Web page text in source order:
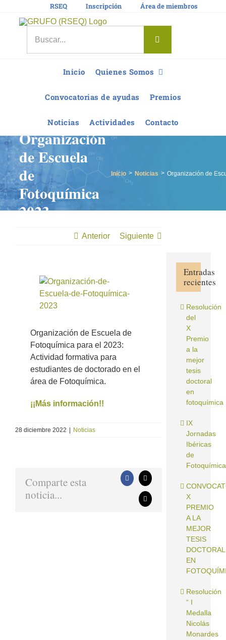
RSEQ Inscripción Área de miembros
Inicio Quienes Somos
Convocatorias de ayudas Premios
Noticias Actividades Contacto
Organización
de Escuela
de
Fotoquímica
2023
Inicio Noticias Organización de
Anterior Siguiente
Ver
imagen
más
Organización de Escuela de
Fotoquímica para el 2023:
Actividad formativa para
estudiantes de doctorado en el
área de Fotoquímica.
¡¡Más información!!
28 diciembre 2022 Noticias
Comparte esta
noticia...
Facebook
X
Correo
electrónico
Entradas
recientes
Resolución
del
X
Premio
a la
mejor
tesis
doctoral
en
fotoquímica
IX
Jornadas
Ibéricas
de
Fotoquímica
X
PREMIO
A LA
MEJOR
TESIS
DOCTORAL
EN
Resolución
“ I
Medalla
Nicolás
Monardes